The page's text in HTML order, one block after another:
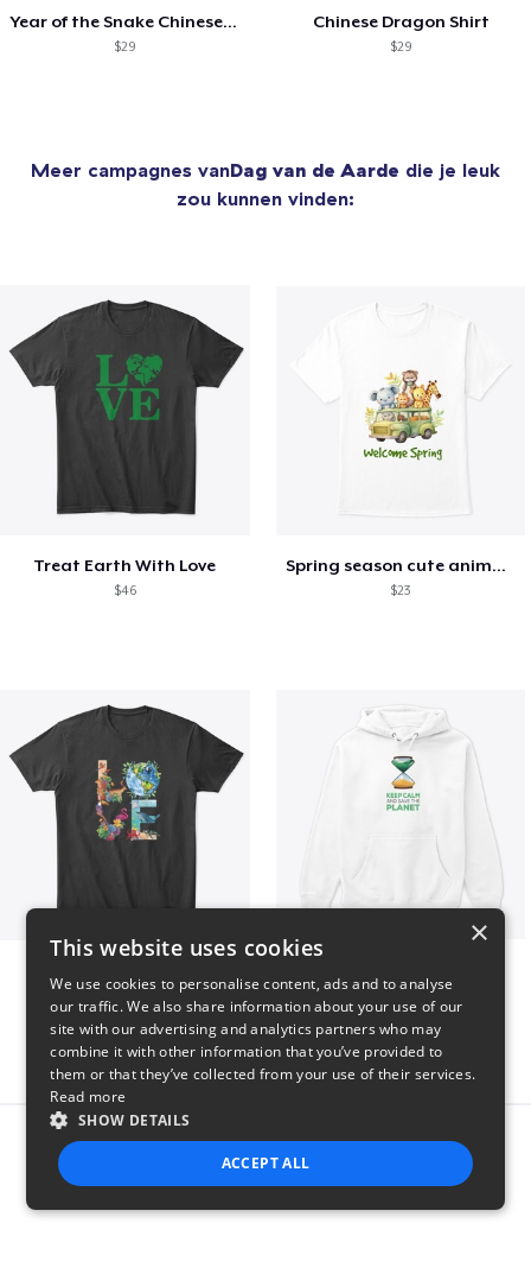
Year of the Snake Chinese New Year
$29
Chinese Dragon Shirt
$29
Meer campagnes vanDag van de Aarde die je leuk
zou kunnen vinden:
Treat Earth With Love
$46
Spring season cute animal kids tshirt
$23
$46 $50
Report this product
×
This website uses cookies
We use cookies to personalise content, ads and to analyse
our traffic. We also share information about your use of our
site with our advertising and analytics partners who may
combine it with other information that you’ve provided to
them or that they’ve collected from your use of their services.
Read more
SHOW DETAILS
ACCEPT ALL
STRICTLY NECESSARY PERFORMANCE